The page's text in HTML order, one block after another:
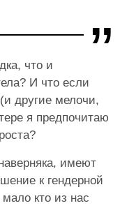
что и
И что если
другие мелочи,
я предпочитаю
имеют
к гендерной
кто из нас